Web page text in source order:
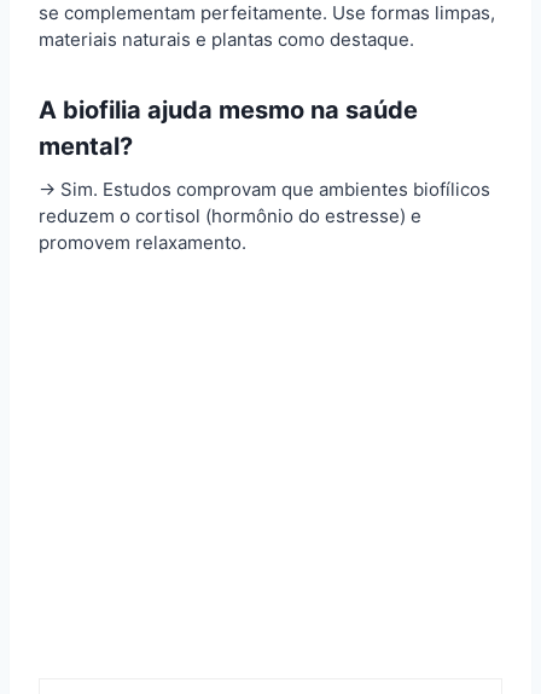
se complementam perfeitamente. Use formas limpas,
materiais naturais e plantas como destaque.
A biofilia ajuda mesmo na saúde
mental?
→ Sim. Estudos comprovam que ambientes biofílicos
reduzem o cortisol (hormônio do estresse) e
promovem relaxamento.